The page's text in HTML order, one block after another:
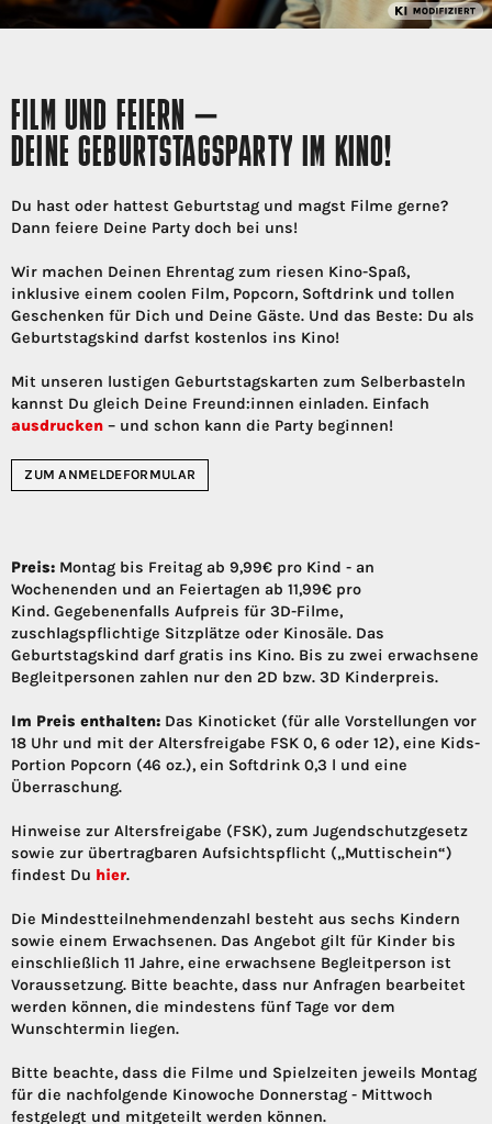
FILM UND FEIERN –
DEINE GEBURTSTAGSPARTY IM KINO!
Du hast oder hattest Geburtstag und magst Filme gerne?
Dann feiere Deine Party doch bei uns!
Wir machen Deinen Ehrentag zum riesen Kino-Spaß,
inklusive einem coolen Film, Popcorn, Softdrink und tollen
Geschenken für Dich und Deine Gäste. Und das Beste: Du als
Geburtstagskind darfst kostenlos ins Kino!
Mit unseren lustigen Geburtstagskarten zum Selberbasteln
kannst Du gleich Deine Freund:innen einladen. Einfach
ausdrucken – und schon kann die Party beginnen!
ZUM ANMELDEFORMULAR
Preis: Montag bis Freitag ab 9,99€ pro Kind - an
Wochenenden und an Feiertagen ab 11,99€ pro
Kind. Gegebenenfalls Aufpreis für 3D-Filme,
zuschlagspflichtige Sitzplätze oder Kinosäle. Das
Geburtstagskind darf gratis ins Kino. Bis zu zwei erwachsene
Begleitpersonen zahlen nur den 2D bzw. 3D Kinderpreis.
Im Preis enthalten: Das Kinoticket (für alle Vorstellungen vor
18 Uhr und mit der Altersfreigabe FSK 0, 6 oder 12), eine Kids-
Portion Popcorn (46 oz.), ein Softdrink 0,3 l und eine
Überraschung.
Hinweise zur Altersfreigabe (FSK), zum Jugendschutzgesetz
sowie zur übertragbaren Aufsichtspflicht („Muttischein“)
findest Du hier.
Die Mindestteilnehmendenzahl besteht aus sechs Kindern
sowie einem Erwachsenen. Das Angebot gilt für Kinder bis
einschließlich 11 Jahre, eine erwachsene Begleitperson ist
Voraussetzung. Bitte beachte, dass nur Anfragen bearbeitet
werden können, die mindestens fünf Tage vor dem
Wunschtermin liegen.
Bitte beachte, dass die Filme und Spielzeiten jeweils Montag
für die nachfolgende Kinowoche Donnerstag - Mittwoch
festgelegt und mitgeteilt werden können.